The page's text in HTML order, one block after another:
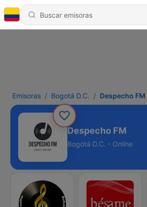
Emisoras Bogotá D.C. Despecho FM
Despecho FM
Bogotá D.C. - Online